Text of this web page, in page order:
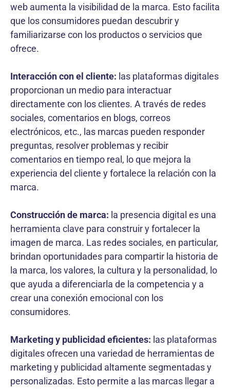
web aumenta la visibilidad de la marca. Esto facilita
que los consumidores puedan descubrir y
familiarizarse con los productos o servicios que
ofrece.
Interacción con el cliente: las plataformas digitales
proporcionan un medio para interactuar
directamente con los clientes. A través de redes
sociales, comentarios en blogs, correos
electrónicos, etc., las marcas pueden responder
preguntas, resolver problemas y recibir
comentarios en tiempo real, lo que mejora la
experiencia del cliente y fortalece la relación con la
marca.
Construcción de marca: la presencia digital es una
herramienta clave para construir y fortalecer la
imagen de marca. Las redes sociales, en particular,
brindan oportunidades para compartir la historia de
la marca, los valores, la cultura y la personalidad, lo
que ayuda a diferenciarla de la competencia y a
crear una conexión emocional con los
consumidores.
Marketing y publicidad eficientes: las plataformas
digitales ofrecen una variedad de herramientas de
marketing y publicidad altamente segmentadas y
personalizadas. Esto permite a las marcas llegar a